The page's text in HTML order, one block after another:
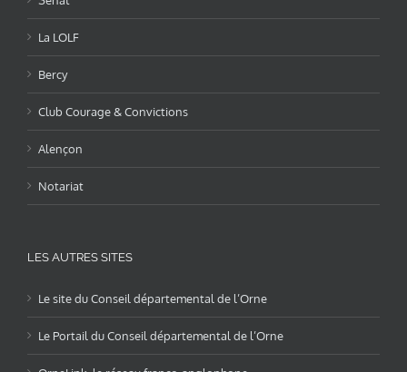
La LOLF
Bercy
Club Courage & Convictions
Alençon
Notariat
LES AUTRES SITES
Le site du Conseil départemental de l’Orne
Le Portail du Conseil départemental de l’Orne